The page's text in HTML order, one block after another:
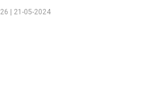
| 21-05-2024